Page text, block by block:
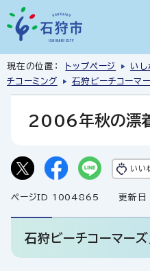
現在の位置： トップページ い
チコーミング
石狩ビーチコーマ
2006年秋の漂
いい
ページID 1004865 更新日
石狩ビーチコーマー